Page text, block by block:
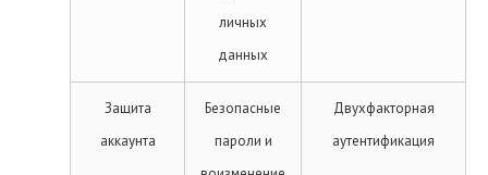
личных
данных
Защита
аккаунта
Безопасные
пароли и
Двухфакторная
аутентификация